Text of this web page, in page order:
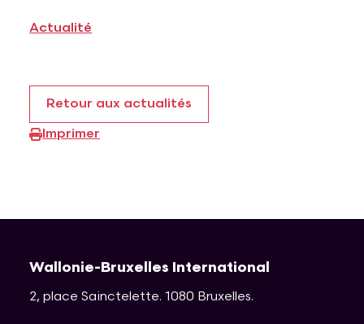
Actualité
Retour aux actualités
Imprimer
Wallonie-Bruxelles International
2, place Sainctelette. 1080 Bruxelles.